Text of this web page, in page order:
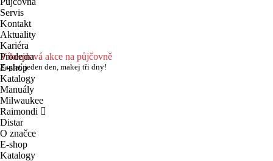
Servis
Kontakt
Aktuality
Kariéra
Prodejna
E-shop
Katalogy
Manuály
Milwaukee
Raimondi
Distar
O značce
E-shop
Katalogy
Víkendová akce na půjčovně
Zaplať jeden den, makej tři dny!